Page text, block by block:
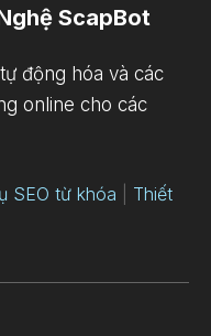
ScapBot
động hóa và các
online cho các
SEO từ khóa
Thiết